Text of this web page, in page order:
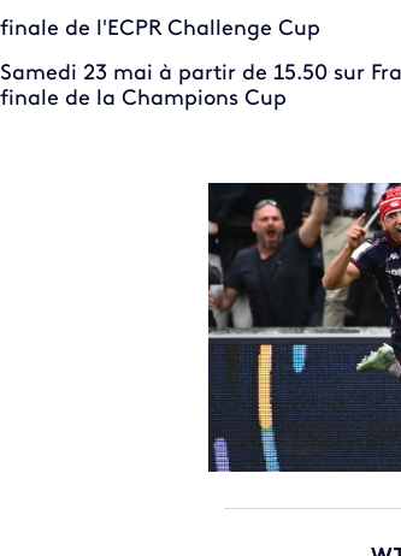
finale de l'ECPR Challenge Cup
Samedi 23 mai à partir de 15.50 sur
finale de la Champions Cup